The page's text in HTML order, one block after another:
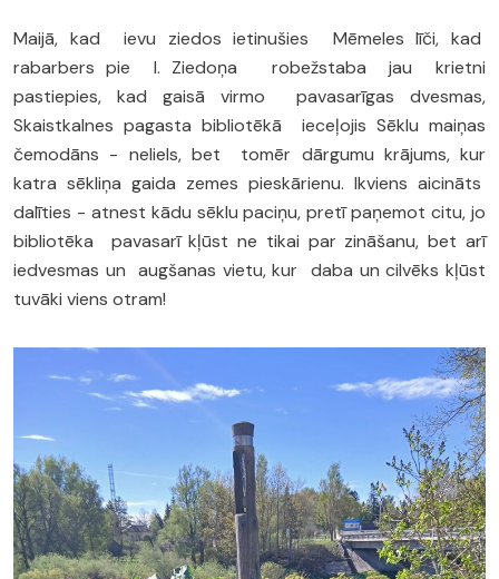
Maijā, kad ievu ziedos ietinušies Mēmeles līči, kad
rabarbers pie I. Ziedoņa robežstaba jau krietni
pastiepies, kad gaisā virmo pavasarīgas dvesmas,
Skaistkalnes pagasta bibliotēkā ieceļojis Sēklu maiņas
čemodāns - neliels, bet tomēr dārgumu krājums, kur
katra sēkliņa gaida zemes pieskārienu. Ikviens aicināts
dalīties - atnest kādu sēklu paciņu, pretī paņemot citu, jo
bibliotēka pavasarī kļūst ne tikai par zināšanu, bet arī
iedvesmas un augšanas vietu, kur daba un cilvēks kļūst
tuvāki viens otram!